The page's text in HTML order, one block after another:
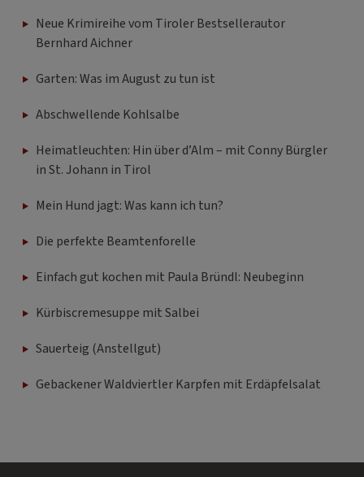
Neue Krimireihe vom Tiroler Bestsellerautor
Bernhard Aichner
Garten: Was im August zu tun ist
Abschwellende Kohlsalbe
Heimatleuchten: Hin über d’Alm – mit Conny Bürgler
in St. Johann in Tirol
Mein Hund jagt: Was kann ich tun?
Die perfekte Beamtenforelle
Einfach gut kochen mit Paula Bründl: Neubeginn
Kürbiscremesuppe mit Salbei
Sauerteig (Anstellgut)
Gebackener Waldviertler Karpfen mit Erdäpfelsalat